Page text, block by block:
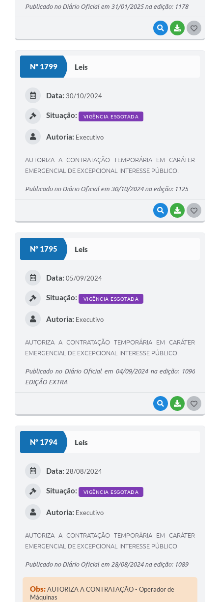
VISUALIZAR
BAIXAR
Publicado no Diário Oficial em 31/01/2025 na edição: 1178
Nº 1799 Leis
VISUALIZAR
BAIXAR
Data: 30/10/2024
Situação: VIGÊNCIA ESGOTADA
Autoria: Executivo
AUTORIZA A CONTRATAÇÃO TEMPORÁRIA EM CARÁTER
EMERGENCIAL DE EXCEPCIONAL INTERESSE PÚBLICO.
Publicado no Diário Oficial em 30/10/2024 na edição: 1125
Nº 1795 Leis
VISUALIZAR
BAIXAR
Data: 05/09/2024
Situação: VIGÊNCIA ESGOTADA
Autoria: Executivo
AUTORIZA A CONTRATAÇÃO TEMPORÁRIA EM CARÁTER
EMERGENCIAL DE EXCEPCIONAL INTERESSE PÚBLICO.
Publicado no Diário Oficial em 04/09/2024 na edição: 1096
EDIÇÃO EXTRA
Nº 1794 Leis
Data: 28/08/2024
Situação: VIGÊNCIA ESGOTADA
Autoria: Executivo
AUTORIZA A CONTRATAÇÃO TEMPORÁRIA EM CARÁTER
EMERGENCIAL DE EXCEPCIONAL INTERESSE PÚBLICO
Publicado no Diário Oficial em 28/08/2024 na edição: 1089
Obs:AUTORIZA A CONTRATAÇÃO - Operador de
Máquinas